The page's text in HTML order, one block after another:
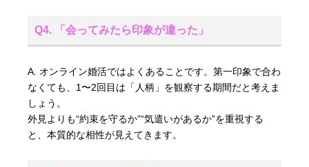
Q4. 「会ってみたら印象が違った」
A. オンライン婚活ではよくあることです。第一印象で合わ
なくても、1〜2回目は「人柄」を観察する期間だと考えま
しょう。
外見よりも“約束を守るか”“気遣いがあるか”を重視する
と、本質的な相性が見えてきます。